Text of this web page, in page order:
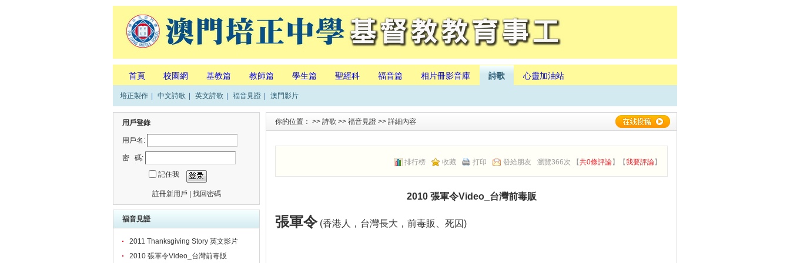
首頁 校園網 基教篇 教師篇 學生篇 聖經科 福音篇 相片冊影音庫 詩歌 心靈加油站
培正製作 中文詩歌 英文詩歌 福音見證 澳門影片
用戶登錄
用戶名:
密 碼:
記住我
註冊新用戶 找回密碼
福音見證
2011 Thanksgiving Story 英文影片
2010 張軍令Video_台灣前毒販
你的位置： >> 詩歌 >> 福音見證 >> 詳細內容
排行榜 收藏 打印 發給朋友 瀏覽366次 【共0條評論】【我要評論】
2010 張軍令Video_台灣前毒販
張軍令 (香港人，台灣長大，前毒販、死囚)